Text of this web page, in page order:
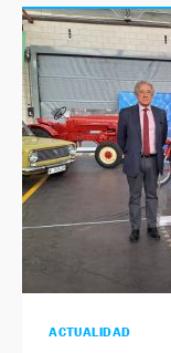
ACTUALIDAD